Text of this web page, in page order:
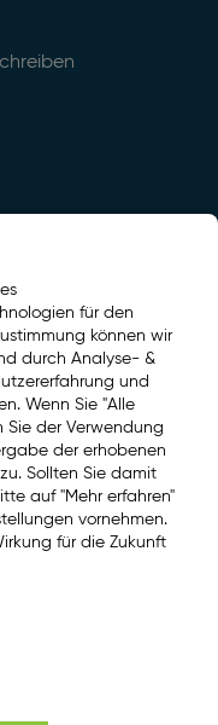
für den
können wir
durch Analyse- &
und
Wenn Sie "Alle
Sie der Verwendung
der erhobenen
Sollten Sie damit
auf "Mehr erfahren"
vornehmen.
für die Zukunft